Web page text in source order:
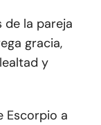
de la pareja
gracia,
y
Escorpio a